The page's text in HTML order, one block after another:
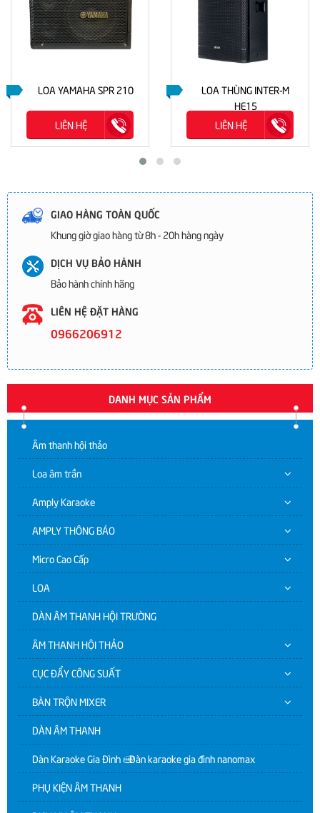
LOA YAMAHA SPR 210
LIÊN HỆ
LOA THÙNG INTER-M
HE15
LIÊN HỆ
GIAO HÀNG TOÀN QUỐC
Khung giờ giao hàng từ 8h - 20h hàng ngày
DỊCH VỤ BẢO HÀNH
Bảo hành chính hãng
LIÊN HỆ ĐẶT HÀNG
0966206912
DANH MỤC SẢN PHẨM
Âm thanh hội thảo
Loa âm trần
Amply Karaoke
AMPLY THÔNG BÁO
Micro Cao Cấp
LOA
DÀN ÂM THANH HỘI TRƯỜNG
ÂM THANH HỘI THẢO
CỤC ĐẨY CÔNG SUẤT
BÀN TRỘN MIXER
DÀN ÂM THANH
Dàn Karaoke Gia Đình | Dàn karaoke gia đình nanomax
PHỤ KIỆN ÂM THANH